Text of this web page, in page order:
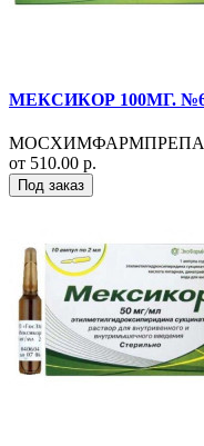
МЕКСИКОР 100МГ.
от 510.00 р.
Под заказ